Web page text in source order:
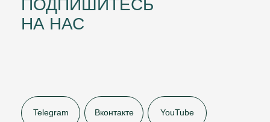
г. Красногорск
ул.Строительная д 3а
info@ronascosmetics.ru